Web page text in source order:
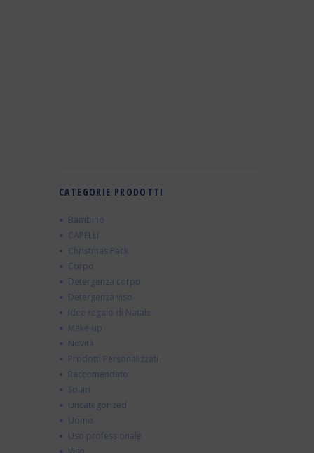
CATEGORIE PRODOTTI
Bambino
CAPELLI
Christmas Pack
Corpo
Detergenza corpo
Detergenza viso
Idee regalo di Natale
Make-up
Novità
Prodotti Personalizzati
Raccomandato
Solari
Uncategorized
Uomo
Uso professionale